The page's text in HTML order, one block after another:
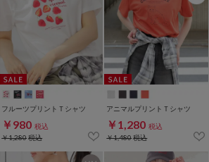
フルーツプリントＴシャツ
￥980 税込
￥1,280税込
アニマルプリントＴシャツ
￥1,280 税込
￥1,480税込